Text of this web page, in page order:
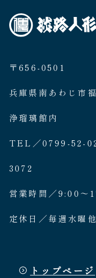
〒656-0501
兵庫県南あわじ市
浄瑠璃館内
TEL／0799-52-
3072
営業時間／9:00〜
定休日／毎週水曜
トップページ